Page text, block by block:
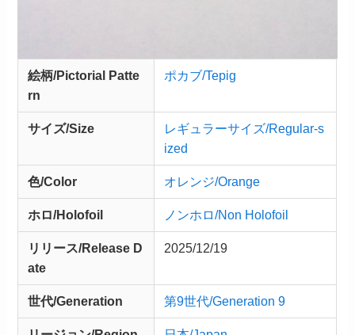
絵柄/Pictorial Patte
rn
ポカブ/Tepig
サイズ/Size
レギュラーサイズ/Regular-s
ized
色/Color オレンジ/Orange
ホロ/Holofoil ノンホロ/Non Holofoil
リリース/Release D
ate
2025/12/19
世代/Generation 第9世代/Generation 9